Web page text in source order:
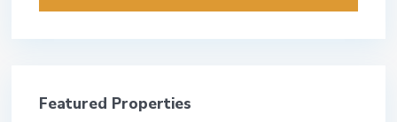
Featured Properties